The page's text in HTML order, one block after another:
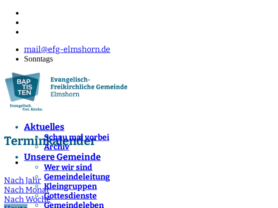
mail@efg-elmshorn.de
Sonntags
Aktuelles
Schau mal vorbei
Archiv
Unsere Gemeinde
Wer wir sind
Gemeindeleitung
Kleingruppen
Gottesdienste
Gemeindeleben
Terminkalender
Nach Jahr
Nach Monat
Nach Woche